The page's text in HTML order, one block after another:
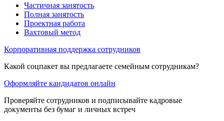
Частичная занятость
Полная занятость
Проектная работа
Вахтовый метод
Корпоративная поддержка сотрудников
Какой соцпакет вы предлагаете семейным сотрудникам?
Оформляйте кандидатов онлайн
Проверяйте сотрудников и подписывайте кадровые
документы без бумаг и личных встреч